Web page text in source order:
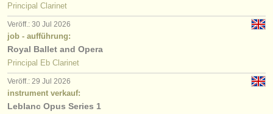
Principal Clarinet
Veröff.: 30 Jul 2026
job - aufführung:
Royal Ballet and Opera
Principal Eb Clarinet
Veröff.: 29 Jul 2026
instrument verkauf:
Leblanc Opus Series 1